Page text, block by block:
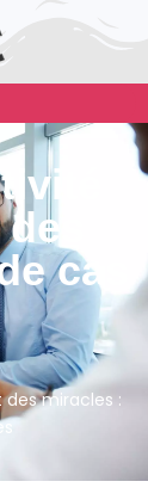
cas
miracles :